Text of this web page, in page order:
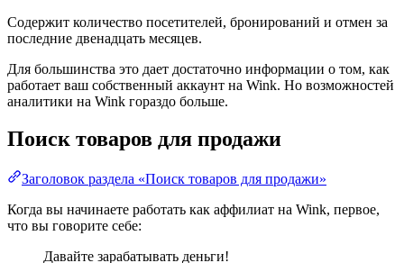
Содержит количество посетителей, бронирований и отмен за
последние двенадцать месяцев.
Для большинства это дает достаточно информации о том, как
работает ваш собственный аккаунт на Wink. Но возможностей
аналитики на Wink гораздо больше.
Поиск товаров для продажи
Заголовок раздела «Поиск товаров для продажи»
Когда вы начинаете работать как аффилиат на Wink, первое,
что вы говорите себе:
Давайте зарабатывать деньги!